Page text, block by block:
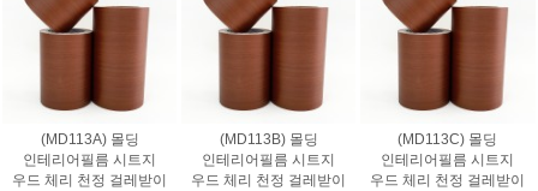
(MD113A) 몰딩
인테리어필름 시트지
우드 체리 천정 걸레받이
(MD113B) 몰딩
인테리어필름 시트지
우드 체리 천정 걸레받이
(MD113C) 몰딩
인테리어필름 시트지
우드 체리 천정 걸레받이